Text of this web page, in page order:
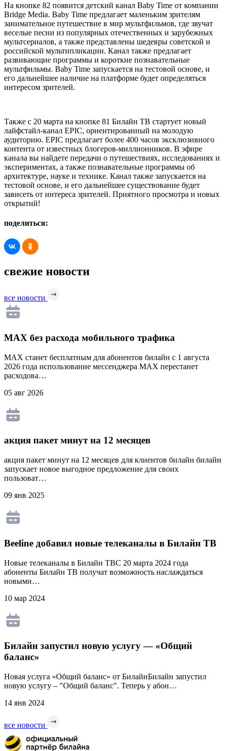
На кнопке 82 появится детский канал Baby Time от компании
Bridge Media. Baby Time предлагает маленьким зрителям
занимательное путешествие в мир мультфильмов, где звучат
веселые песни из популярных отечественных и зарубежных
мультсериалов, а также представлены шедевры советской и
российской мультипликации. Канал также предлагает
развивающие программы и короткие познавательные
мультфильмы. Baby Time запускается на тестовой основе, и
его дальнейшее наличие на платформе будет определяться
интересом зрителей.
Также с 20 марта на кнопке 81 Билайн ТВ стартует новый
лайфстайл-канал EPIC, ориентированный на молодую
аудиторию. EPIC предлагает более 400 часов эксклюзивного
контента от известных блогеров-миллионников. В эфире
канала вы найдете передачи о путешествиях, исследованиях и
экспериментах, а также познавательные программы об
архитектуре, науке и технике. Канал также запускается на
тестовой основе, и его дальнейшее существование будет
зависеть от интереса зрителей. Приятного просмотра и новых
открытий!
поделиться:
свежие новости
все новости
MAX без расхода мобильного трафика
MAX станет бесплатным для абонентов билайн с 1 августа
2026 года использование мессенджера MAX перестанет
расходова…
05 авг 2026
акция пакет минут на 12 месяцев
акция пакет минут на 12 месяцев для клиентов билайн билайн
запускает новое выгодное предложение для своих
пользоват…
09 янв 2025
Beeline добавил новые телеканалы в Билайн ТВ
Новые телеканалы в Билайн ТВС 20 марта 2024 года
абоненты Билайн ТВ получат возможность наслаждаться
новыми…
10 мар 2024
Билайн запустил новую услугу — «Общий
баланс»
Новая услуга «Общий баланс» от БилайнБилайн запустил
новую услугу – "Общий баланс". Теперь у абон…
14 янв 2024
все новости